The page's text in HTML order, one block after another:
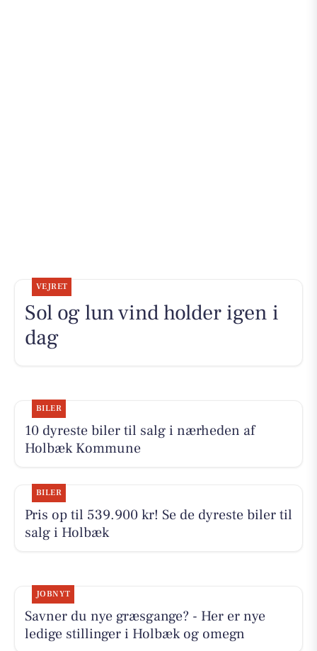
VEJRET
Sol og lun vind holder igen i
dag
BILER
10 dyreste biler til salg i nærheden af
Holbæk Kommune
BILER
Pris op til 539.900 kr! Se de dyreste biler til
salg i Holbæk
JOBNYT
Savner du nye græsgange? - Her er nye
ledige stillinger i Holbæk og omegn